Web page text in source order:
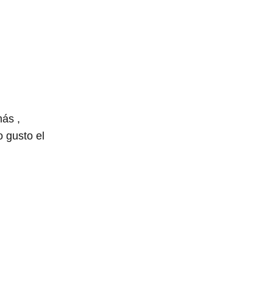
,
gusto el